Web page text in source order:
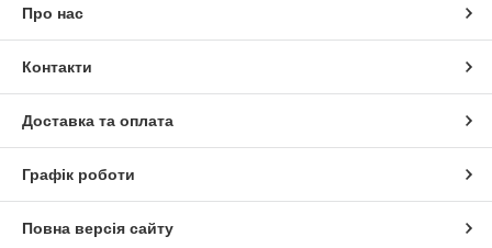
Про нас
Контакти
Доставка та оплата
Графік роботи
Повна версія сайту